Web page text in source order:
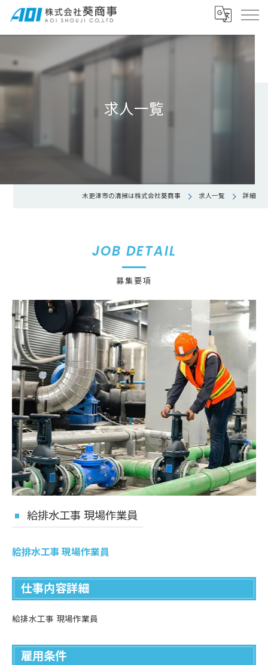
求人一覧
木更津市の清掃は株式会社葵商事 求人一覧 詳細
募集要項
JOB DETAIL
給排水工事 現場作業員
給排水工事 現場作業員
仕事内容詳細
給排水工事 現場作業員
雇用条件